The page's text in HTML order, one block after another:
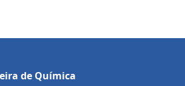
de Química